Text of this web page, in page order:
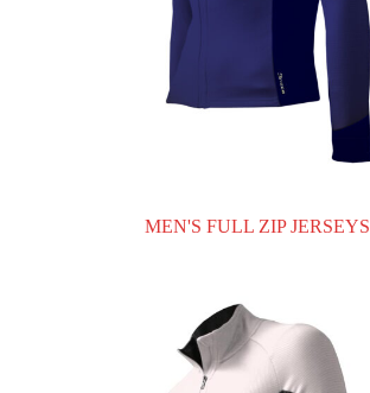
MEN'S FULL ZIP JERSEYS